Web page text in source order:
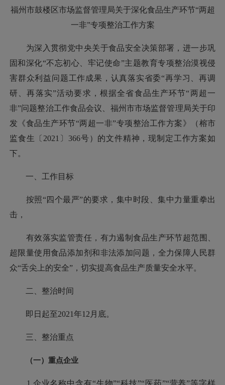
福州市鼓楼区市场监督管理局关于深化食品生产环节“两超
一非”专项整治工作方案
为深入贯彻党中央关于食品安全决策部署，进一步巩
固和深化“不忘初心、牢记使命”主题教育专项整治漠视侵
害群众利益问题工作成果，认真落实省委“再学习、再调
研、再落实”活动要求，根据全省食品生产环节“两超一
非”问题整治工作食品会议、福州市市场监督管理局关于印
发《食品生产环节“两超一非”专项整治工作方案》（榕市
监食生〔2021〕366号）的文件精神，现制定工作方案如
下。
一、工作目标
按照“四个最严”的要求，集中时段、集中力量重拳出
击，
有效落实监管责任，有力遏制食品生产环节超范围、
超限量使用食品添加剂和非法添加问题，全力保障人民群
众“舌尖上的安全”，切实提高食品生产质量安全水平。
二、整治时间
即日起至2021年12月底。
三、整治重点
（一）重点企业